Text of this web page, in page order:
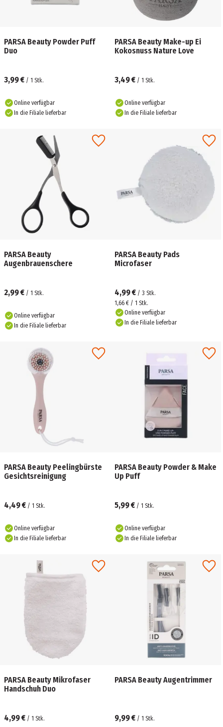
PARSA Beauty Powder Puff
Duo
3,99 € / 1 Stk.
Online verfügbar
In die Filiale lieferbar
PARSA Beauty Make-up Ei
Kokosnuss Nature Love
3,49 € / 1 Stk.
Online verfügbar
In die Filiale lieferbar
PARSA Beauty
Augenbrauenschere
2,99 € / 1 Stk.
Online verfügbar
In die Filiale lieferbar
PARSA Beauty Pads
Microfaser
4,99 € / 3 Stk.
1,66 € / 1 Stk.
Online verfügbar
In die Filiale lieferbar
PARSA Beauty Peelingbürste
Gesichtsreinigung
4,49 € / 1 Stk.
Online verfügbar
In die Filiale lieferbar
PARSA Beauty Powder & Make
Up Puff
5,99 € / 1 Stk.
Online verfügbar
In die Filiale lieferbar
PARSA Beauty Mikrofaser
Handschuh Duo
4,99 € / 1 Stk.
PARSA Beauty Augentrimmer
9,99 € / 1 Stk.